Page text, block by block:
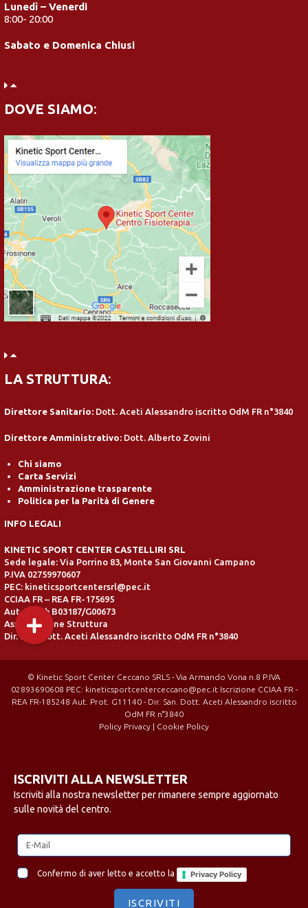
Lunedì – Venerdi
8:00- 20:00
Sabato e Domenica Chiusi
DOVE SIAMO:
LA STRUTTURA:
Direttore Sanitario: Dott. Aceti Alessandro iscritto OdM FR n°3840
Direttore Amministrativo: Dott. Alberto Zovini
Chi siamo
Carta Servizi
Amministrazione trasparente
Politica per la Parità di Genere
INFO LEGALI
KINETIC SPORT CENTER CASTELLIRI SRL
Sede legale: Via Porrino 83, Monte San Giovanni Campano
P.IVA 02759970607
PEC: kineticsportcentersrl@pec.it
CCIAA FR – REA FR-175695
Aut. Reg. h B03187/G00673
Assicurazione Struttura
Dir. San. Dott. Aceti Alessandro iscritto OdM FR n°3840
© Kinetic Sport Center Ceccano SRLS - Via Armando Vona n.8 P.IVA
02893690608 PEC: kineticsportcenterceccano@pec.it Iscrizione CCIAA FR -
REA FR-185248 Aut. Prot. G11140 - Dir. San. Dott. Aceti Alessandro iscritto
OdM FR n°3840
Policy Privacy
Cookie Policy
ISCRIVITI ALLA NEWSLETTER
Iscriviti alla nostra newsletter per rimanere sempre aggiornato
sulle novità del centro.
Confermo di aver letto e accetto la Privacy Policy
ISCRIVITI